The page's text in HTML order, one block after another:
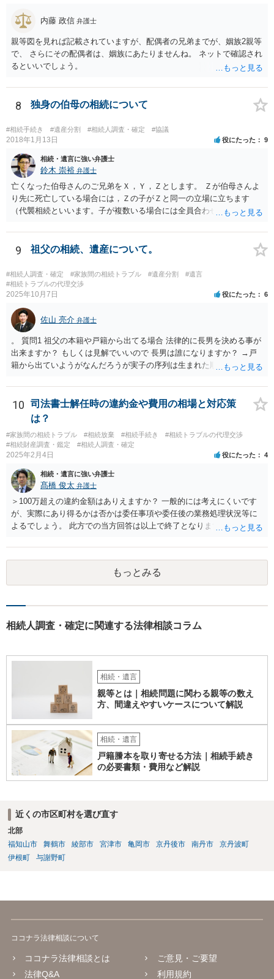
内藤 政信 弁護士
親等図を見れば記載されていますが、配偶者の兄弟までが、姻族2親等
で、 さらにその配偶者は、姻族にあたりませんね。 ネットで確認され
るといいでしょう。
8 独身の伯母の相続について
#相続手続き #遺産分割 #相続人調査・確定 #協議
2018年1月13日 役にたった 9
相続・遺言に強い弁護士
鈴木 崇裕 弁護士
亡くなった伯母さんのご兄弟をＸ，Ｙ，Ｚとします。 Ｚが伯母さんよ
り先に死亡している場合には，Ｚの子がＺと同一の立場に立ちます
（代襲相続といいます。子が複数いる場合には全員合わせてＺと同一
つの相続分を有していますので， そのことを前提として，遺産分割協
議をすることになります（必ずしも３分の１ずつにしなくても，合意
ができれば構いません。）。 今後の対応としては， ①伯母さんの相続
財産（遺産）の全容を整理する（預貯金，有価証券，不動産等の有無
を調べることになります。） ②相続財産に照らし，相続税の申告の準
備をする（税理士の先生にご相談ください。） ③遺産分割協議をする
（ご本人同士で行っても構いませんし，弁護士に相談することもよろ
しいと思います。） ことになります。
9 祖父の相続、遺産について。
#相続人調査・確定 #家族間の相続トラブル #遺産分割
#遺言
#相続トラブルの代理交渉
2025年10月7日 役にたった 6
佐山 亮介 弁護士
。 質問1 祖父の本籍や戸籍から出てる場合 法律的に長男を決める事が
出来ますか？ もしくは見解でいいので 長男は誰になりますか？ →戸
籍から出ていようがなんだろうが実子の序列は生まれた順ですから、
書が腹違いの長男に向けてある場合 書かれてる内容が最優先にされる
のですか？ →遺書というのが、法律上の遺言の形式を守っている限り
はそのとおりです。 質問3 父が腹違いの長男に法律的に優位になれそ
うな事はありますか？ →遺言が有効な場合、優位に立つことはできま
せんが、お祖父様が認知症であるなどの「遺言が作れないはずの事
情」があるならば①遺言無効確認の訴えを起こすのは一つの手です。
問4 相続トラブルの代理交渉は可能でしょうか。 →一般論としては可
能ですが、お伺いする内容ですとお祖父様が亡くなられた後に動くこ
とになるでしょう。
10
司法書士解任時の違約金や費用の相場と対応策
は？
#家族間の相続トラブル #相続放棄 #相続手続き
#相続トラブルの代理交渉
#相続財産調査・鑑定
#相続人調査・確定
2025年2月4日 役にたった 4
相続・遺言に強い弁護士
髙橋 俊太 弁護士
＞100万超えの違約金額はありえますか？ 一般的には考えにくいです
が、実際にあり得るかは否かは委任事項や委任後の業務処理状況等に
よるでしょう。 此方での当方回答は以上で終了となりますが、参考に
もっとみる
相続人調査・確定に関連する法律相談コラム
相続・遺言
親等とは｜相続問題に関わる親等の数え
方、間違えやすいケースについて解説
相続・遺言
戸籍謄本を取り寄せる方法｜相続手続き
の必要書類・費用など解説
近くの市区町村を選び直す
北部
福知山市
舞鶴市 綾部市 宮津市 亀岡市 京丹後市 南丹市
京丹波町
伊根町
与謝野町
ココナラ法律相談について
ココナラ法律相談とは
法律Q&A
ご意見・ご要望
利用規約